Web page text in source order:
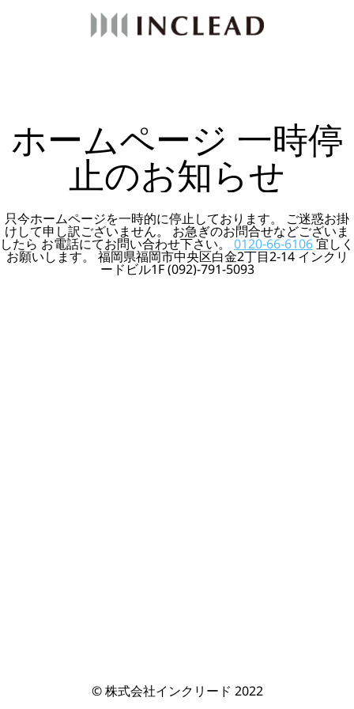
ホームページ 一時停
止のお知らせ
只今ホームページを一時的に停止しております。 ご迷惑お掛
けして申し訳ございません。 お急ぎのお問合せなどございま
したら お電話にてお問い合わせ下さい。0120-66-6106宜しく
お願いします。 福岡県福岡市中央区白金2丁目2-14 インクリ
ードビル1F (092)-791-5093
© 株式会社インクリード 2022